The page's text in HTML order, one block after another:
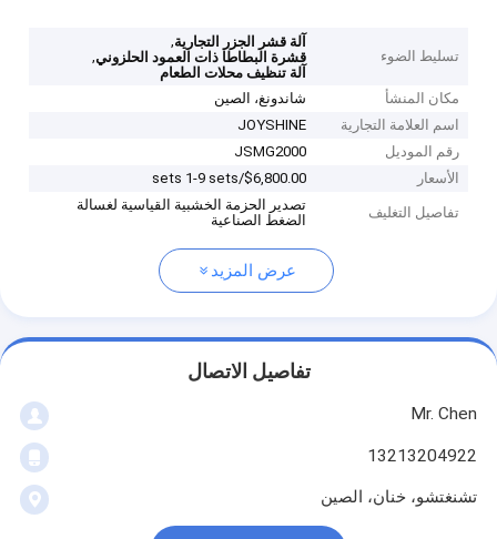
تسليط الضوء
آلة قشر الجزر التجارية,
قشرة البطاطا ذات العمود الحلزوني,
آلة تنظيف محلات الطعام
مكان المنشأ
شاندونغ، الصين
اسم العلامة التجارية
JOYSHINE
رقم الموديل
JSMG2000
الأسعار
$6,800.00/sets 1-9 sets
تفاصيل التغليف
تصدير الحزمة الخشبية القياسية لغسالة
الضغط الصناعية
عرض المزيد
تفاصيل الاتصال
Mr. Chen
13213204922
تشنغتشو، خنان، الصين